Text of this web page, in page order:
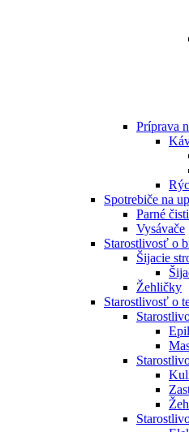
Príprava
Spotrebiče na
Parné
Vysávače
Starostlivosť o
Šijacie
Žehličky
Starostlivosť o